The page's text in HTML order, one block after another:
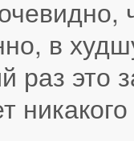
в
раз это